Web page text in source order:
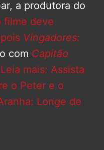
a produtora do
filme deve
Vingadores:
com Capitão
Leia mais: Assista
o Peter e o
Longe de